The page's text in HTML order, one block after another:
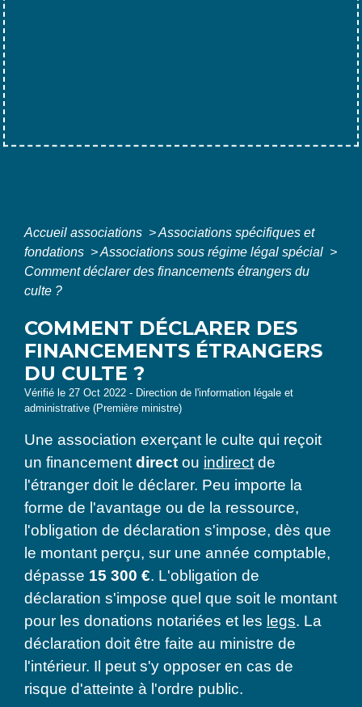
Accueil associations >Associations spécifiques et
fondations >Associations sous régime légal spécial >
Comment déclarer des financements étrangers du
culte ?
COMMENT DÉCLARER DES
FINANCEMENTS ÉTRANGERS
DU CULTE ?
Vérifié le 27 Oct 2022 - Direction de l'information légale et
administrative (Première ministre)
Une association exerçant le culte qui reçoit
un financement direct ou indirect de
l'étranger doit le déclarer. Peu importe la
forme de l'avantage ou de la ressource,
l'obligation de déclaration s'impose, dès que
le montant perçu, sur une année comptable,
dépasse 15 300 €. L'obligation de
déclaration s'impose quel que soit le montant
pour les donations notariées et les legs. La
déclaration doit être faite au ministre de
l'intérieur. Il peut s'y opposer en cas de
risque d'atteinte à l'ordre public.